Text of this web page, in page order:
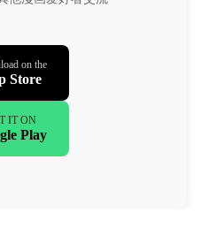
on the
Store
IT ON
Play